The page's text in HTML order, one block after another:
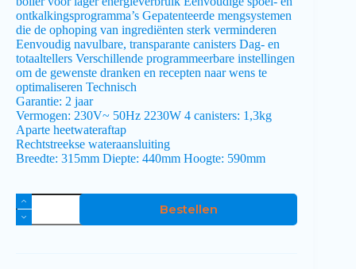
ontkalkingsprogramma’s Gepatenteerde mengsystemen
die de ophoping van ingrediënten sterk verminderen
Eenvoudig navulbare, transparante canisters Dag- en
totaaltellers Verschillende programmeerbare instellingen
om de gewenste dranken en recepten naar wens te
optimaliseren Technisch
Garantie: 2 jaar
Vermogen: 230V~ 50Hz 2230W 4 canisters: 1,3kg
Aparte heetwateraftap
Rechtstreekse wateraansluiting
Breedte: 315mm Diepte: 440mm Hoogte: 590mm
Bestellen